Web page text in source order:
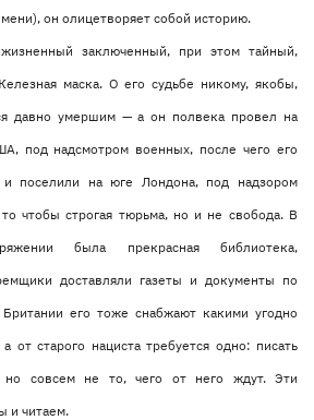
он олицетворяет собой историю.
заключенный, при этом тайный,
маска. О его судьбе никому, якобы,
давно умершим — а он полвека провел на
под надсмотром военных, после чего его
поселили на юге Лондона, под надзором
чтобы строгая тюрьма, но и не свобода. В
была прекрасная библиотека,
доставляли газеты и документы по
его тоже снабжают какими угодно
от старого нациста требуется одно: писать
совсем не то, чего от него ждут. Эти
и читаем.